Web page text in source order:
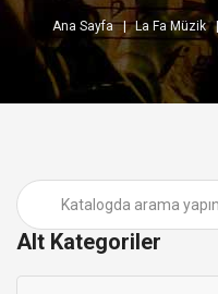
Ana Sayfa La Fa Müzik
Alt Kategoriler